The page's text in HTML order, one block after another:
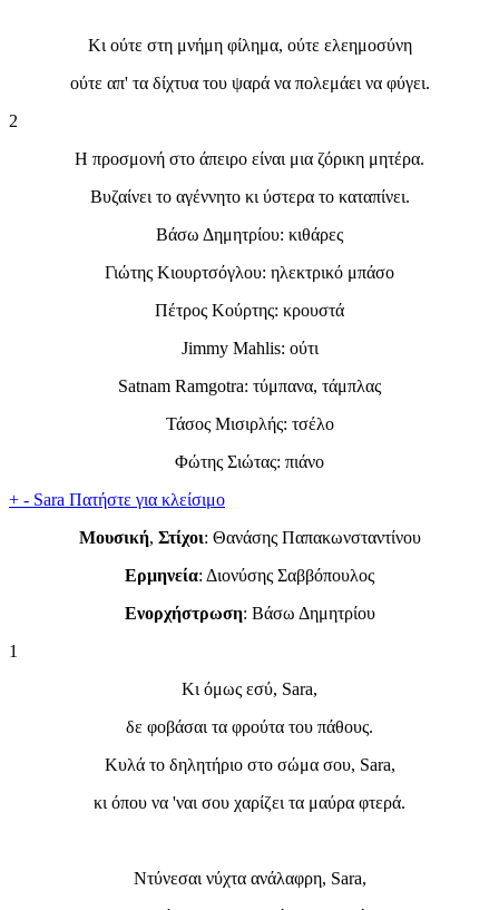
Κι ούτε στη μνήμη φίλημα, ούτε ελεημοσύνη
ούτε απ' τα δίχτυα του ψαρά να πολεμάει να φύγει.
2
Η προσμονή στο άπειρο είναι μια ζόρικη μητέρα.
Βυζαίνει το αγέννητο κι ύστερα το καταπίνει.
Βάσω Δημητρίου: κιθάρες
Γιώτης Κιουρτσόγλου: ηλεκτρικό μπάσο
Πέτρος Κούρτης: κρουστά
Jimmy Mahlis: ούτι
Satnam Ramgotra: τύμπανα, τάμπλας
Τάσος Μισιρλής: τσέλο
Φώτης Σιώτας: πιάνο
+ - Sara Πατήστε για κλείσιμο
Μουσική, Στίχοι: Θανάσης Παπακωνσταντίνου
Ερμηνεία: Διονύσης Σαββόπουλος
Ενορχήστρωση: Βάσω Δημητρίου
1
Κι όμως εσύ, Sara,
δε φοβάσαι τα φρούτα του πάθους.
Κυλά το δηλητήριο στο σώμα σου, Sara,
κι όπου να 'ναι σου χαρίζει τα μαύρα φτερά.
Ντύνεσαι νύχτα ανάλαφρη, Sara,